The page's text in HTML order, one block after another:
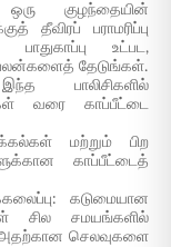
குழந்தையின்
தீவிரப் பராமரிப்பு
உட்பட,
பலன்களைத் தேடுங்கள்.
பாலிசிகளில்
வரை காப்பீட்டை
மற்றும் பிற
காப்பீட்டைத்
கடுமையான
சில சமயங்களில்
அதற்கான செலவுகளை